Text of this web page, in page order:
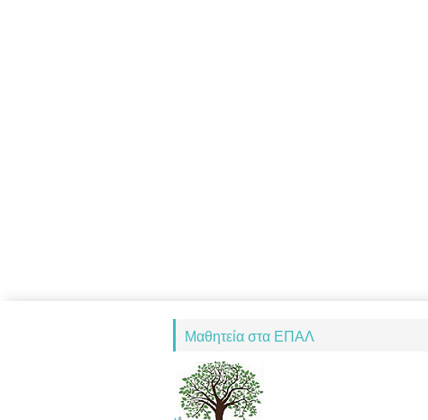
Μαθητεία στα ΕΠΑΛ